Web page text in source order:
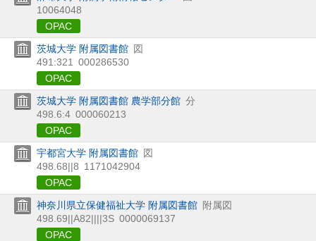
10064048
OPAC
茨城大学 附属図書館 図
491:321
000286530
OPAC
茨城大学 附属図書館 農学部分館 分
498.6:4 000060213
OPAC
宇都宮大学 附属図書館 図
498.68||8 1171042904
OPAC
神奈川県立保健福祉大学 附属図書館 附属図
498.69||A82||||3S 0000069137
OPAC